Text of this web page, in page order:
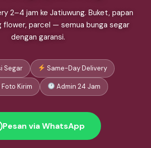
2–4 jam ke Jatiuwung. Buket, papan
flower, parcel — semua bunga segar
dengan garansi.
Segar Same-Day Delivery
Kirim Admin 24 Jam
Pesan via WhatsApp